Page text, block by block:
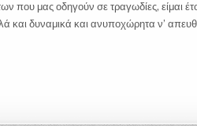
που μας οδηγούν σε τραγωδίες, είμαι
δυναμικά και ανυποχώρητα ν’